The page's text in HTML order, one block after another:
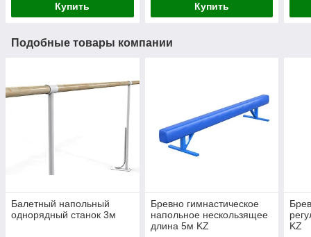
Купить Купить
Подобные товары компании
Балетный напольный
однорядный станок 3м
Бревно гимнастическое
напольное нескользящее
длина 5м KZ
KZ